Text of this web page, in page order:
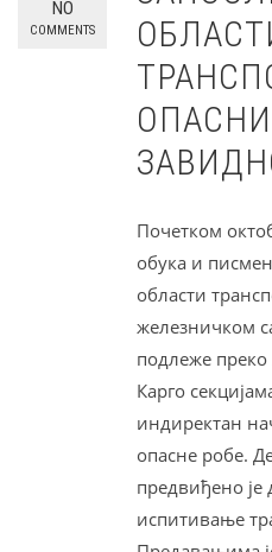
NO
COMMENTS
Почетком
обука и
области
железничком
подлеже
Карго
индиректан
опасне робе.
предвиђено
испитивање